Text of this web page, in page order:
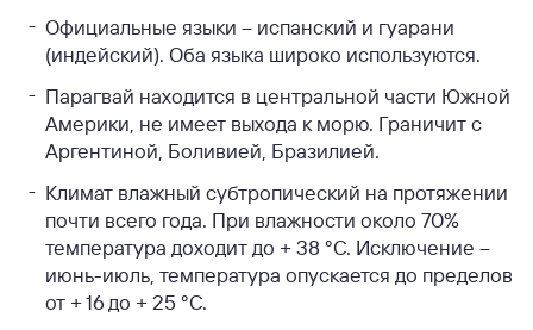
Официальные языки – испанский и гуарани
(индейский). Оба языка широко используются.
Парагвай находится в центральной части Южной
Америки, не имеет выхода к морю. Граничит с
Аргентиной, Боливией, Бразилией.
Климат влажный субтропический на протяжении
почти всего года. При влажности около 70%
температура доходит до + 38 °C. Исключение –
июнь-июль, температура опускается до пределов
от + 16 до + 25 °C.